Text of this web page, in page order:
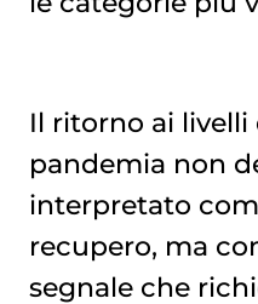
Il ritorno ai
pandemia non
interpretato
recupero, ma
segnale che